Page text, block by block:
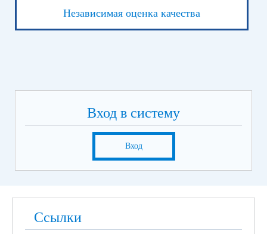
Независимая оценка качества
Вход в систему
Вход
Ссылки